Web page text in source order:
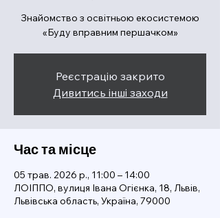
Знайомство з освітньою екосистемою
«Буду вправним першачком»
Реєстрацію закрито
Дивитись інші заходи
Час та місце
05 трав. 2026 р., 11:00 – 14:00
ЛОІППО, вулиця Івана Огієнка, 18, Львів,
Львівська область, Україна, 79000